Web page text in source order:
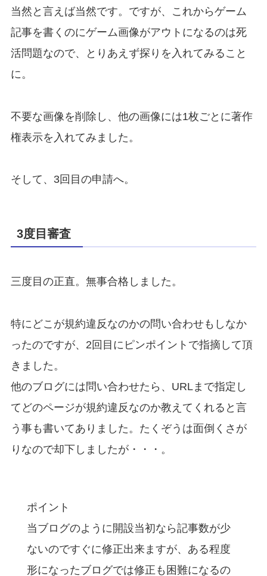
当然と言えば当然です。ですが、これからゲーム
記事を書くのにゲーム画像がアウトになるのは死
活問題なので、とりあえず探りを入れてみること
に。
不要な画像を削除し、他の画像には1枚ごとに著作
権表示を入れてみました。
そして、3回目の申請へ。
3度目審査
三度目の正直。無事合格しました。
特にどこが規約違反なのかの問い合わせもしなか
ったのですが、2回目にピンポイントで指摘して頂
きました。
他のブログには問い合わせたら、URLまで指定し
てどのページが規約違反なのか教えてくれると言
う事も書いてありました 。たくぞうは面倒くさが
りなので却下しましたが・・・。
ポイント
当ブログのように開設当初なら記事数が少
ないのですぐに修正出来ますが、ある程度
形になったブログでは修正も困難になるの